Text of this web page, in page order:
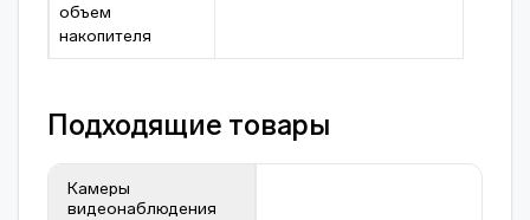
объем
накопителя
Подходящие товары
Камеры
видеонаблюдения